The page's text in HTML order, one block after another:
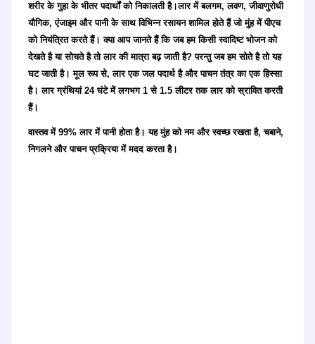
शरीर के गुहा के भीतर पदार्थों को निकालती है।लार में बलगम, लवण, जीवाणुरोधी
यौगिक, एंजाइम और पानी के साथ विभिन्न रसायन शामिल होते हैं जो मुंह में पीएच
को नियंत्रित करते हैं। क्या आप जानते हैं कि जब हम किसी स्वादिष्ट भोजन को
देखते है या सोचते है तो लार की मात्रा बढ़ जाती है? परन्तु जब हम सोते है तो यह
घट जाती है। मूल रूप से, लार एक जल पदार्थ है और पाचन तंत्र का एक हिस्सा
है। लार ग्रंथियां 24 घंटे में लगभग 1 से 1.5 लीटर तक लार को स्रावित करती
हैं।
वास्तव में 99% लार में पानी होता है। यह मुंह को नम और स्वच्छ रखता है, चबाने,
निगलने और पाचन प्रक्रिया में मदद करता है।